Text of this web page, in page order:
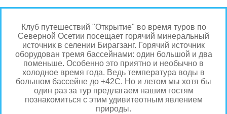
Клуб путешествий "Открытие" во время туров по
Северной Осетии посещает горячий минеральный
источник в селении Бирагзанг. Горячий источник
оборудован тремя бассейнами: один большой и два
поменьше. Особенно это приятно и необычно в
холодное время года. Ведь температура воды в
большом бассейне до +42С. Но и летом мы хотя бы
один раз за тур предлагаем нашим гостям
познакомиться с этим удивитеотным явлением
природы.